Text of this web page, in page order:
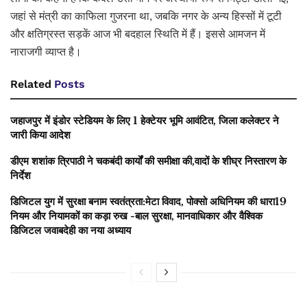
जहां से मंत्री का काफिला गुजरना था, जबकि नगर के अन्य हिस्सों में टूटी
और क्षतिग्रस्त सड़कें आज भी बदहाल स्थिति में हैं। इससे आमजन में
नाराजगी व्याप्त है।
Related Posts
जहाजपुर में इंडोर स्टेडियम के लिए 1 हेक्टेयर भूमि आवंटित, जिला कलेक्टर ने
जारी किया आदेश
डीएम शशांक त्रिपाठी ने चकबंदी कार्यों की समीक्षा की,वादों के शीघ्र निस्तारण के
निर्देश
डिजिटल युग में सुरक्षा बनाम स्वतंत्रता:मेटा विवाद, पोक्सो अधिनियम की धारा19
नियम और नियामकों का कड़ा रुख -बाल सुरक्षा, मानवाधिकार और वैश्विक
डिजिटल जवाबदेही का नया अध्याय